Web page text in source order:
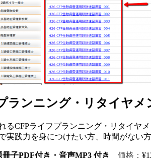
ランニング・リタイヤ
るCFPライフプランニング・リタイヤ
実践力を身につけたい方、時間がない
冊子PDF付き・音声MP3 付き 価格：